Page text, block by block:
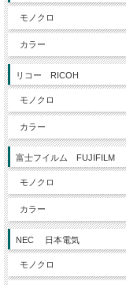
モノクロ
カラー
リコー RICOH
モノクロ
カラー
富士フイルム FUJIFILM
モノクロ
カラー
NEC 日本電気
モノクロ